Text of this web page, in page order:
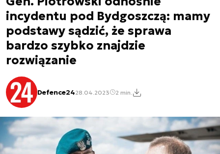
incydentu pod Bydgoszczą: mamy
podstawy sądzić, że sprawa
bardzo szybko znajdzie
rozwiązanie
Defence2428.04.2023 2 min.